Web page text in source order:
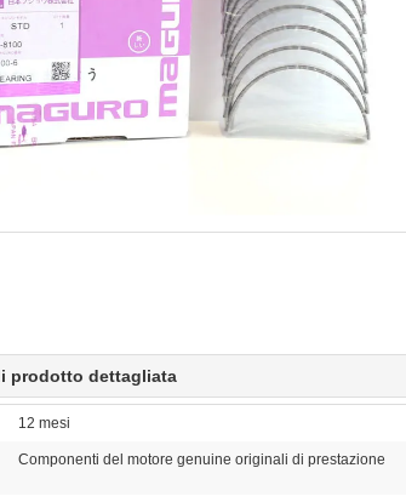
prodotto dettagliata
12 mesi
Componenti del motore genuine originali di prestazione